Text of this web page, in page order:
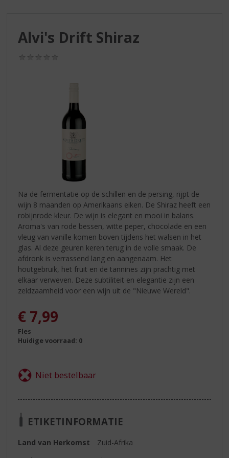
Alvi's Drift Shiraz
Na de fermentatie op de schillen en de persing, rijpt de
wijn 8 maanden op Amerikaans eiken. De Shiraz heeft een
robijnrode kleur. De wijn is elegant en mooi in balans.
Aroma's van rode bessen, witte peper, chocolade en een
vleug van vanille komen boven tijdens het walsen in het
glas. Al deze geuren keren terug in de volle smaak. De
afdronk is verrassend lang en aangenaam. Het
houtgebruik, het fruit en de tannines zijn prachtig met
elkaar verweven. Deze subtiliteit en elegantie zijn een
zeldzaamheid voor een wijn uit de "Nieuwe Wereld".
€ 7,99
Fles
Huidige voorraad: 0
ETIKETINFORMATIE
Land van Herkomst
Zuid-Afrika